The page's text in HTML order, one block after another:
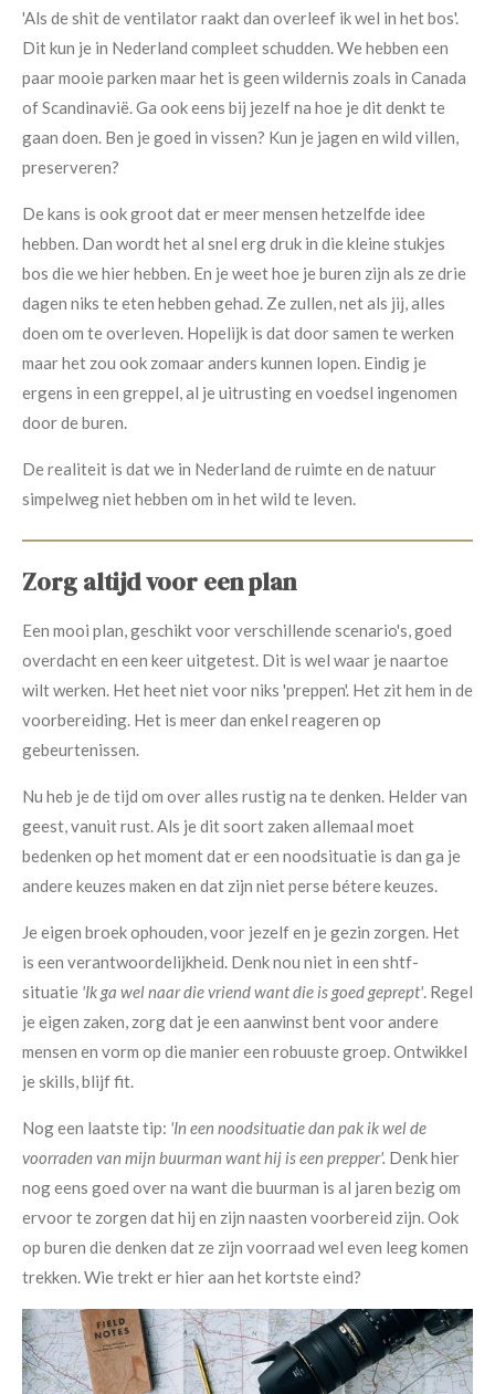
'Als de shit de ventilator raakt dan overleef ik wel in het bos'.
Dit kun je in Nederland compleet schudden. We hebben een
paar mooie parken maar het is geen wildernis zoals in Canada
of Scandinavië. Ga ook eens bij jezelf na hoe je dit denkt te
gaan doen. Ben je goed in vissen? Kun je jagen en wild villen,
preserveren?
De kans is ook groot dat er meer mensen hetzelfde idee
hebben. Dan wordt het al snel erg druk in die kleine stukjes
bos die we hier hebben. En je weet hoe je buren zijn als ze drie
dagen niks te eten hebben gehad. Ze zullen, net als jij, alles
doen om te overleven. Hopelijk is dat door samen te werken
maar het zou ook zomaar anders kunnen lopen. Eindig je
ergens in een greppel, al je uitrusting en voedsel ingenomen
door de buren.
De realiteit is dat we in Nederland de ruimte en de natuur
simpelweg niet hebben om in het wild te leven.
Zorg altijd voor een plan
Een mooi plan, geschikt voor verschillende scenario's, goed
overdacht en een keer uitgetest. Dit is wel waar je naartoe
wilt werken. Het heet niet voor niks 'preppen'. Het zit hem in de
voorbereiding. Het is meer dan enkel reageren op
gebeurtenissen.
Nu heb je de tijd om over alles rustig na te denken. Helder van
geest, vanuit rust. Als je dit soort zaken allemaal moet
bedenken op het moment dat er een noodsituatie is dan ga je
andere keuzes maken en dat zijn niet perse bétere keuzes.
Je eigen broek ophouden, voor jezelf en je gezin zorgen. Het
is een verantwoordelijkheid. Denk nou niet in een shtf-
situatie 'Ik ga wel naar die vriend want die is goed geprept'. Regel
je eigen zaken, zorg dat je een aanwinst bent voor andere
mensen en vorm op die manier een robuuste groep. Ontwikkel
je skills, blijf fit.
Nog een laatste tip: 'In een noodsituatie dan pak ik wel de
voorraden van mijn buurman want hij is een prepper'. Denk hier
nog eens goed over na want die buurman is al jaren bezig om
ervoor te zorgen dat hij en zijn naasten voorbereid zijn. Ook
op buren die denken dat ze zijn voorraad wel even leeg komen
trekken. Wie trekt er hier aan het kortste eind?